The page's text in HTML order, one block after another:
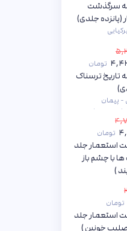
سرگذشت
(پانزده جلدی)
تومان
تاریخ ترسناک
- پیمان
- مهرداد
تومان
استعمار جلد
با چشم باز
)
تومان
استعمار جلد
صلیب خونین )